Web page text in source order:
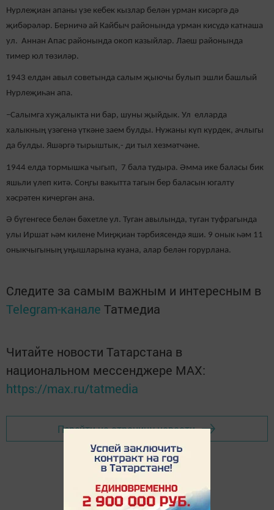
Нурлеҗиан апаны үзе кебек кызлар белән урман кисәргә дә
җибәрәләр. Берничә ай Кайбыч районында урман кисүдә катнаша
ул. Аннан Апас районында окоп казыйлар. Лаеш районында
тимер юл төзиләр.
1943 елдан авыл советында салым җыючы булып эшли башлый
Нурлеҗиһан апа.
–Салымга хуҗалыкта ни бар, шуны җыйдык. Ул елларда
халыкның үзәгенә үткәне заем булды. Нужаны күп күрдек, ачлыгы
да булды. Яшәргә тырыштык,- ди тыл хезмәтчәне.
1944 елда тормышка чыгып, 7 бала тудыра. Әмма ике баласы бик
яшьли үлеп китә. Соңгы вакытта тагын бер баласын югалту
хәсрәтен кичергән ана.
Ә бүгенгесе белән бәхетле ул. Туган авылында, туган туфрагында
улы Иршат һәм килене Миңҗиан тәрбиясендә яши. 9 онык һәм 11
оныкчыгының уңышларына куана, алар белән горурлана.
Следите за самым важным и интересным в
Telegram-канале Татмедиа
Читайте новости Татарстана в
национальном мессенджере MАХ:
https://max.ru/tatmedia
Перейти на страницу новости